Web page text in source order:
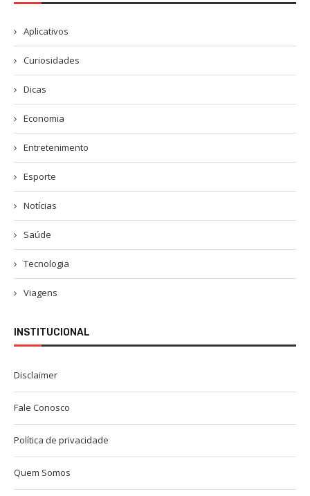
Aplicativos
Curiosidades
Dicas
Economia
Entretenimento
Esporte
Notícias
Saúde
Tecnologia
Viagens
INSTITUCIONAL
Disclaimer
Fale Conosco
Política de privacidade
Quem Somos